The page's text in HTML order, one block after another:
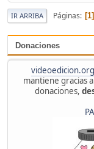
Donaciones
videoedicion.org
mantiene gracias
donaciones,
IR ARRIBA Páginas 1